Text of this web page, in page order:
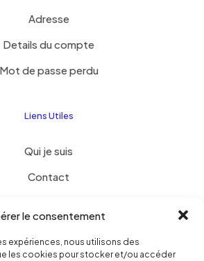
le consentement
expériences, nous utilisons des
les cookies pour stocker et/ou accéder
Adresse
Details du compte
Mot de passe perdu
Liens Utiles
Qui je suis
Contact
de confidentialité